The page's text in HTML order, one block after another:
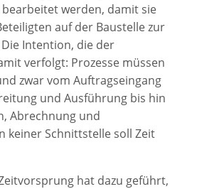
werden, damit sie
auf der Baustelle zur
Intention, die der
verfolgt: Prozesse müssen
zwar vom Auftragseingang
und Ausführung bis hin
Abrechnung und
keiner Schnittstelle soll Zeit
hat dazu geführt,